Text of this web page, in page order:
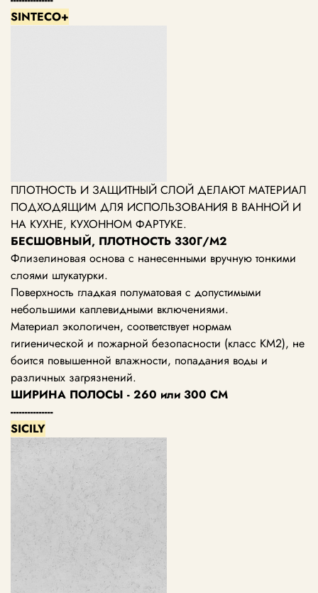
SINTECO+
ПЛОТНОСТЬ И ЗАЩИТНЫЙ СЛОЙ ДЕЛАЮТ МАТЕРИАЛ
ПОДХОДЯЩИМ ДЛЯ ИСПОЛЬЗОВАНИЯ В ВАННОЙ И
НА КУХНЕ, КУХОННОМ ФАРТУКЕ.
БЕСШОВНЫЙ, ПЛОТНОСТЬ 330Г/М2
Флизелиновая основа с нанесенными вручную тонкими
слоями штукатурки.
Поверхность гладкая полуматовая с допустимыми
небольшими каплевидными включениями.
Материал экологичен, соответствует нормам
гигиенической и пожарной безопасности (класс KM2), не
боится повышенной влажности, попадания воды и
различных загрязнений.
ШИРИНА ПОЛОСЫ - 260 или 300 СМ
---------------
SICILY